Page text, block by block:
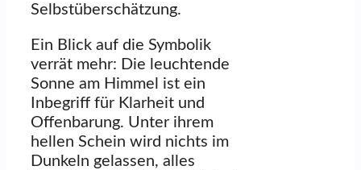
Selbstüberschätzung.
Ein Blick auf die Symbolik
verrät mehr: Die leuchtende
Sonne am Himmel ist ein
Inbegriff für Klarheit und
Offenbarung. Unter ihrem
hellen Schein wird nichts im
Dunkeln gelassen, alles